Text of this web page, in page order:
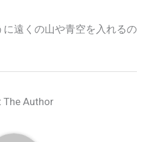
遠くの山や青空を入れるの
The Author